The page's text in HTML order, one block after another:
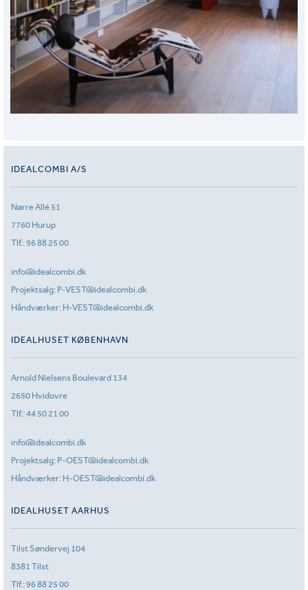
IDEALCOMBI A/S
Nørre Allé 51
7760 Hurup
Tlf.:96 88 25 00
info@idealcombi.dk
Projektsalg: P-VEST@idealcombi.dk
Håndværker: H-VEST@idealcombi.dk
IDEALHUSET KØBENHAVN
Arnold Nielsens Boulevard 134
2650 Hvidovre
Tlf.:44 50 21 00
info@idealcombi.dk
Projektsalg: P-OEST@idealcombi.dk
Håndværker: H-OEST@idealcombi.dk
IDEALHUSET AARHUS
Tilst Søndervej 104
8381 Tilst
Tlf.:96 88 25 00